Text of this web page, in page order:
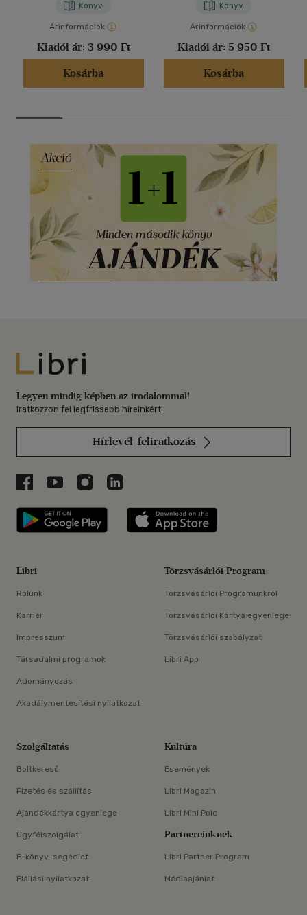
Könyv
Árinformációk
Kiadói ár: 3 990 Ft
Kosárba
Könyv
Árinformációk
Kiadói ár: 5 950 Ft
Kosárba
Libri
Legyen mindig képben az irodalommal!
Iratkozzon fel legfrissebb híreinkért!
Hírlevél-feliratkozás
Libri a Facebookon
Libri a Youtube-on
Libri az Instagramon
Libri a LinkedInen
Libri applikáció Szerezd meg: Google
Libri
Rólunk
Karrier
Impresszum
Társadalmi programok
Adományozás
Akadálymentesítési nyilatkozat
Törzsvásárlói Program
Törzsvásárlói Programunkról
Törzsvásárlói Kártya egyenlege
Törzsvásárlói szabályzat
Libri App
Szolgáltatás
Boltkereső
Fizetés és szállítás
Ajándékkártya egyenlege
Ügyfélszolgálat
E-könyv-segédlet
Elállási nyilatkozat
Kultúra
Események
Libri Magazin
Libri Mini Polc
Partnereinknek
Libri Partner Program
Médiaajánlat